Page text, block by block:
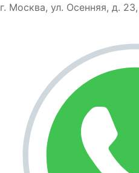
г. Москва, ул. Осенняя, д.